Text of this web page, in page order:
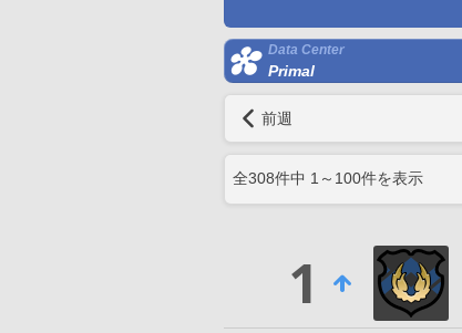
Data Center
Primal
前週
全308件中 1 ～ 100件を表示
1